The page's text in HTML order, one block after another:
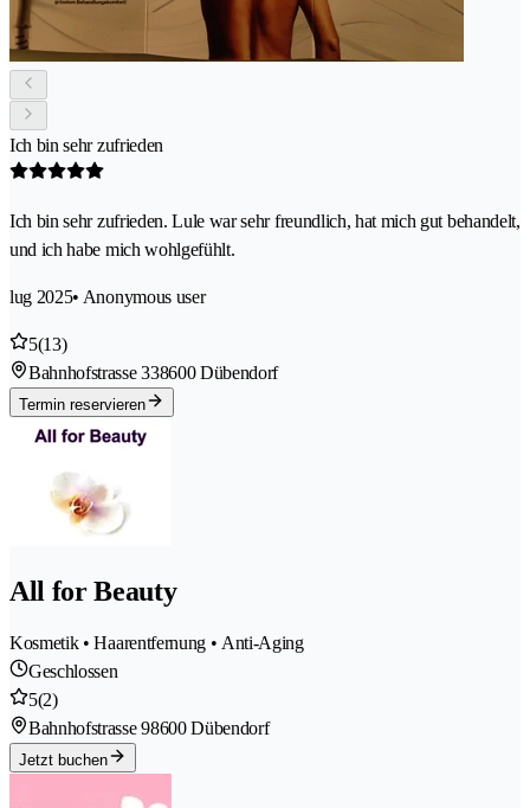
Ich bin sehr zufrieden
Ich bin sehr zufrieden. Lule war sehr freundlich, hat mich gut behandelt,
und ich habe mich wohlgefühlt.
lug 2025• Anonymous user
5(13)
Bahnhofstrasse 338600 Dübendorf
Termin reservieren
All for Beauty
Kosmetik • Haarentfernung • Anti-Aging
Geschlossen
5(2)
Bahnhofstrasse 98600 Dübendorf
Jetzt buchen